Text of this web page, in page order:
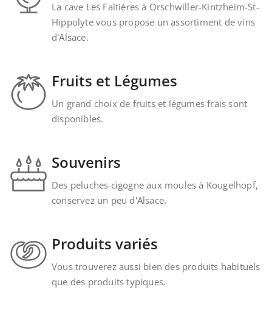
La cave Les Faîtières à Orschwiller-Kintzheim-St-
Hippolyte vous propose un assortiment de vins
d'Alsace.
Fruits et Légumes
Un grand choix de fruits et légumes frais sont
disponibles.
Souvenirs
Des peluches cigogne aux moules à Kougelhopf,
conservez un peu d'Alsace.
Produits variés
Vous trouverez aussi bien des produits habituels
que des produits typiques.